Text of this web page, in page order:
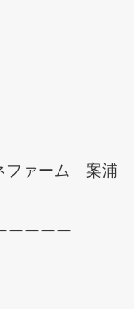
ファーム 案浦
ーーーー